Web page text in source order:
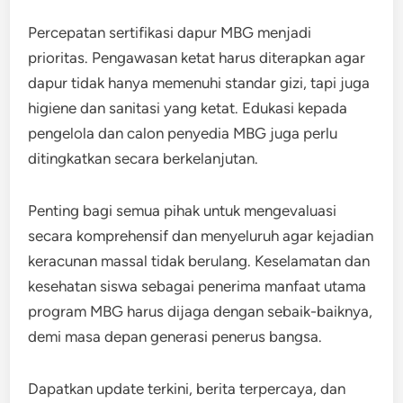
Percepatan sertifikasi dapur MBG menjadi
prioritas. Pengawasan ketat harus diterapkan agar
dapur tidak hanya memenuhi standar gizi, tapi juga
higiene dan sanitasi yang ketat. Edukasi kepada
pengelola dan calon penyedia MBG juga perlu
ditingkatkan secara berkelanjutan.
Penting bagi semua pihak untuk mengevaluasi
secara komprehensif dan menyeluruh agar kejadian
keracunan massal tidak berulang. Keselamatan dan
kesehatan siswa sebagai penerima manfaat utama
program MBG harus dijaga dengan sebaik-baiknya,
demi masa depan generasi penerus bangsa.
Dapatkan update terkini, berita terpercaya, dan